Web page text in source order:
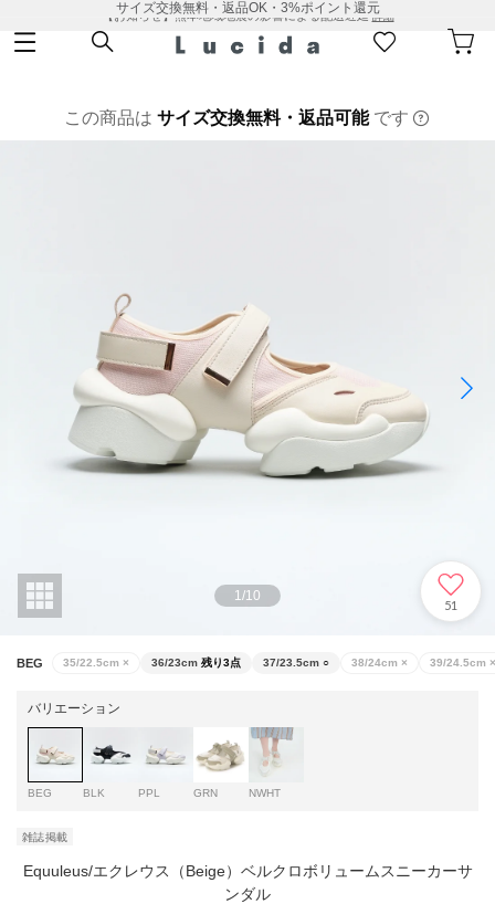
【お知らせ】熊本地域地震の影響による配送遅延詳細
サイズ交換無料・返品OK・3%ポイント還元
この商品は サイズ交換無料・返品可能 です
1/10
51
BEG 35/22.5cm × 36/23cm 残り3点 37/23.5cm ○ 38/24cm × 39/24.5cm ×
バリエーション
BEG BLK PPL GRN NWHT
雑誌掲載
Equuleus/エクレウス（Beige）ベルクロボリュームスニーカーサ
ンダル